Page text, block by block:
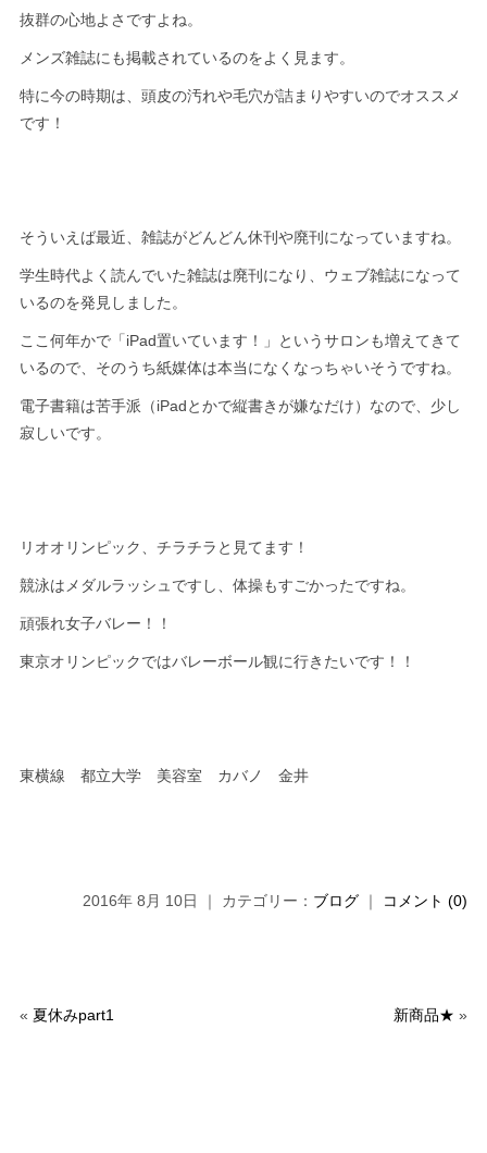
抜群の心地よさですよね。
メンズ雑誌にも掲載されているのをよく見ます。
特に今の時期は、頭皮の汚れや毛穴が詰まりやすいのでオススメ
です！
そういえば最近、雑誌がどんどん休刊や廃刊になっていますね。
学生時代よく読んでいた雑誌は廃刊になり、ウェブ雑誌になって
いるのを発見しました。
ここ何年かで「iPad置いています！」というサロンも増えてきて
いるので、そのうち紙媒体は本当になくなっちゃいそうですね。
電子書籍は苦手派（iPadとかで縦書きが嫌なだけ）なので、少し
寂しいです。
リオオリンピック、チラチラと見てます！
競泳はメダルラッシュですし、体操もすごかったですね。
頑張れ女子バレー！！
東京オリンピックではバレーボール観に行きたいです！！
東横線 都立大学 美容室 カバノ 金井
2016年 8月 10日 ｜ カテゴリー： ブログ ｜ コメント (0)
« 夏休みpart1 新商品★ »